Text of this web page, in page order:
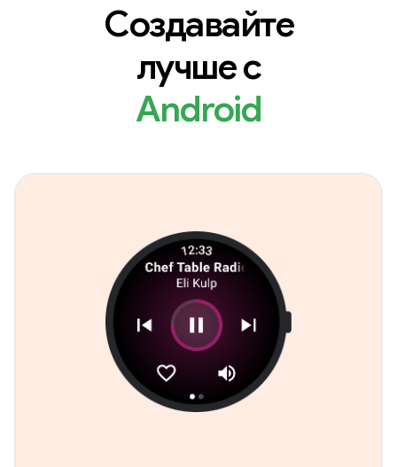
Создавайте
лучше с
Android